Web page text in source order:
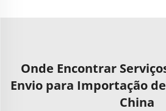
Onde Encontrar
Envio para Importação
China